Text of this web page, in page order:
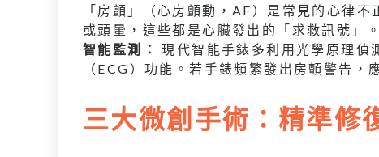
「房顫」（心房顫動，AF）是常見的心律
或頭暈，這些都是心臟發出的「求救訊號」。
智能監測：
現代智能手錶多利用光學原理偵
（ECG）功能。若手錶頻繁發出房顫警告，
三大微創手術：精準修